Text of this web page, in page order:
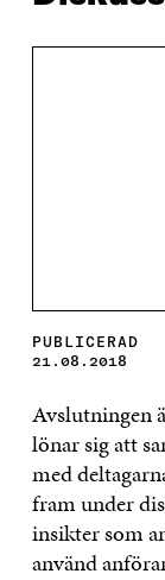
PUBLICERAD
21.08.2018
Avslutningen
lönar sig att
med
fram under
insikter som
använd